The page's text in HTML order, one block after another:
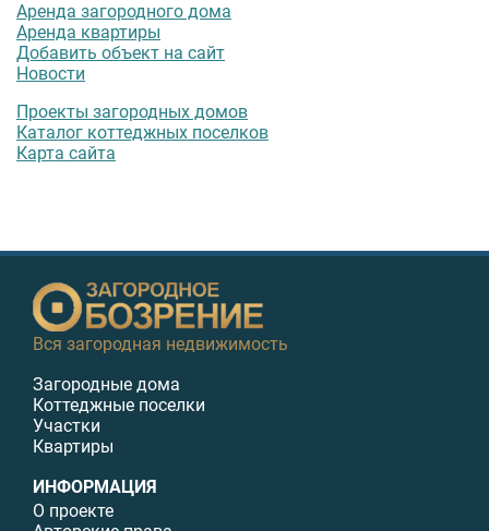
Аренда загородного дома
Аренда квартиры
Добавить объект на сайт
Новости
Проекты загородных домов
Каталог коттеджных поселков
Карта сайта
Вся загородная недвижимость
Загородные дома
Коттеджные поселки
Участки
Квартиры
ИНФОРМАЦИЯ
О проекте